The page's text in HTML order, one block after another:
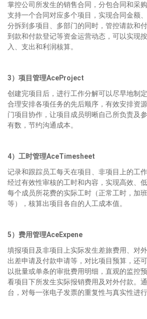
掌控公司所发生的销售合同，分包合同和采
支持一个合同对应多个项目，实现合同金额
分拆到多项目、多部门的同时，管控请款和
到款和付款登记等资金运营动态，可以实现
入、支出和利润核算。
3）项目管理AceProject
创建完项目后，进行工作分解可以尽早地制
合理安排各项任务的先后顺序，有效安排资
门项目协作，让项目成员明晰自己所负责及
有数，节约沟通成本。
4）工时管理AceTimesheet
记录和跟踪员工每天在项目、非项目上的工
经过有效性审核的工时和内容，实现高效、
每个成员所花费的实际工时（正常工时，加
等），核算出项目各自的人工成本值。
5）费用管理AceExpene
填报项目及非项目上实际发生差旅费用、对
出差申请及付款申请等，对比项目预算，还
以批量或单条的审批费用明细，直观的监控
看项目下所发生实际报销费用及对外付款。
台，对每一张电子发票的重复性与真实性进行